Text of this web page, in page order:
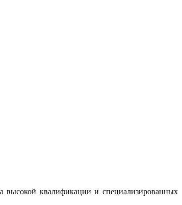
высокой квалификации и специализированных